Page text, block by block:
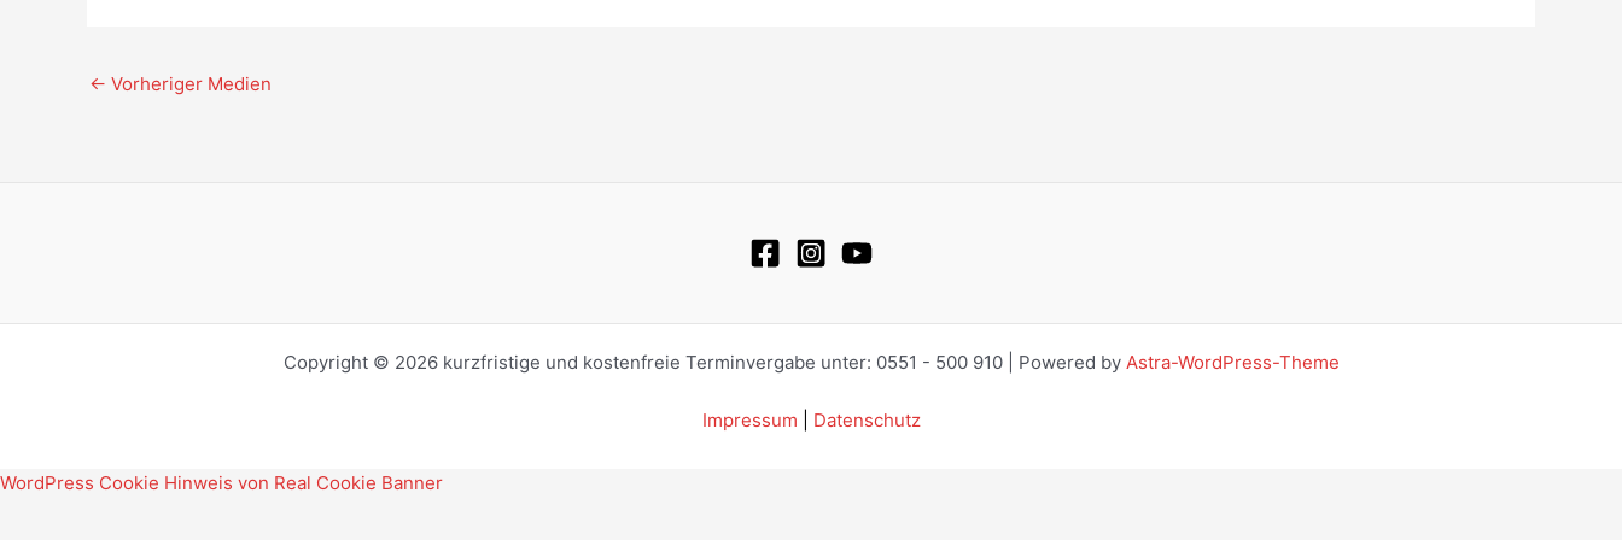
← Vorheriger Medien
Copyright © 2026 kurzfristige und kostenfreie Terminvergabe unter: 0551 - 500 910 | Powered by Astra-WordPress-Theme
Impressum Datenschutz
WordPress Cookie Hinweis von Real Cookie Banner